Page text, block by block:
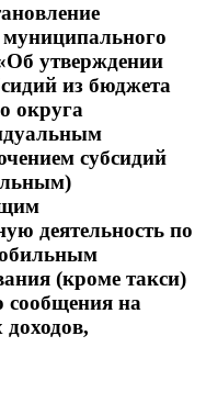
утверждении
из бюджета
округа
субсидий
деятельность по
(кроме такси)
сообщения на